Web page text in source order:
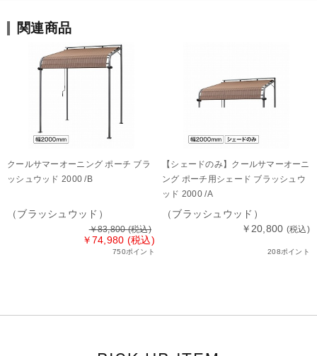
関連商品
クールサマーオーニング ポーチ ブラ
ッシュウッド 2000 /B
（ブラッシュウッド）
￥83,800(税込)
￥74,980 (税込)
750ポイント
【シェードのみ】クールサマーオーニ
ング ポーチ用シェード ブラッシュウ
ッド 2000 /A
（ブラッシュウッド）
￥20,800 (税込)
208ポイント